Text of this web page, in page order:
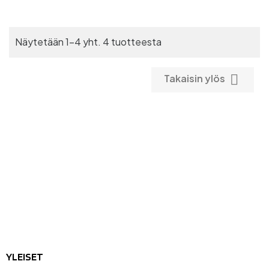
Näytetään 1-4 yht. 4 tuotteesta
Takaisin ylös 
YLEISET